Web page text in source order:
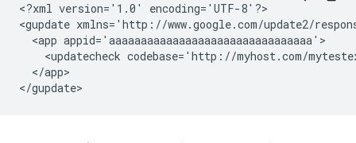
<?xml version='1.0'
encoding='UTF-8'?>
<gupdate xmlns='http://www.google.com/update2/
<app
<updatecheck codebase='http://myhost.com/
</app>